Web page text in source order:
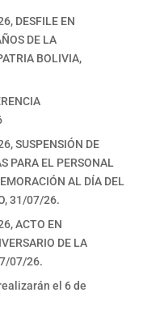
DESFILE EN
DE LA
BOLIVIA,
SUSPENSIÓN DE
PARA EL PERSONAL
AL DÍA DEL
31/07/26.
ACTO EN
DE LA
07/26.
el 6 de